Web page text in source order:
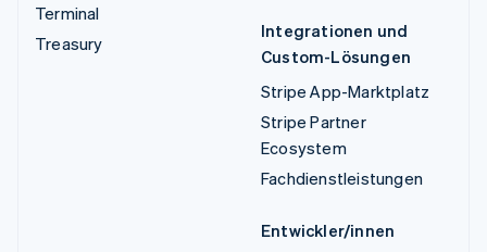
Terminal
Treasury
Integrationen und
Custom-Lösungen
Stripe App-Marktplatz
Stripe Partner
Ecosystem
Fachdienstleistungen
Entwickler/innen